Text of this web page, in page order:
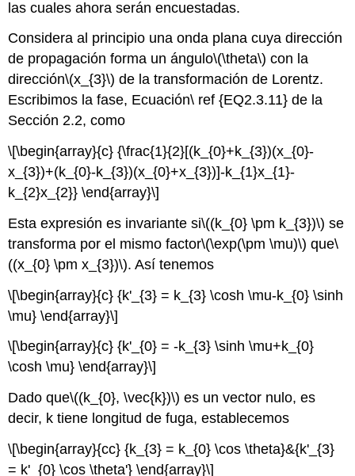
las cuales ahora serán encuestadas.
Considera al principio una onda plana cuya dirección
de propagación forma un ángulo\(\theta\) con la
dirección\(x_{3}\) de la transformación de Lorentz.
Escribimos la fase, Ecuación\ ref {EQ2.3.11} de la
Sección 2.2, como
\[\begin{array}{c} {\frac{1}{2}[(k_{0}+k_{3})(x_{0}-
x_{3})+(k_{0}-k_{3})(x_{0}+x_{3})]-k_{1}x_{1}-
k_{2}x_{2}} \end{array}\]
Esta expresión es invariante si\((k_{0} \pm k_{3})\) se
transforma por el mismo factor\(\exp(\pm \mu)\) que\
((x_{0} \pm x_{3})\). Así tenemos
\[\begin{array}{c} {k'_{3} = k_{3} \cosh \mu-k_{0} \sinh
\mu} \end{array}\]
\[\begin{array}{c} {k'_{0} = -k_{3} \sinh \mu+k_{0}
\cosh \mu} \end{array}\]
Dado que\((k_{0}, \vec{k})\) es un vector nulo, es
decir, k tiene longitud de fuga, establecemos
\[\begin{array}{cc} {k_{3} = k_{0} \cos \theta}&{k'_{3}
= k'_{0} \cos \theta'} \end{array}\]